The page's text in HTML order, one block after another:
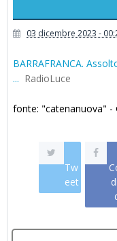
03 dicembre 2023 -
BARRAFRANCA.
... RadioLuce
fonte: "catenanuova" -
Tw
eet